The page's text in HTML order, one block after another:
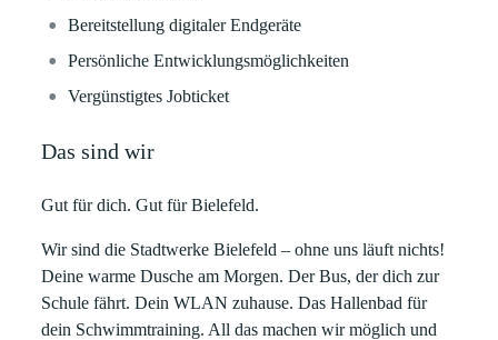
Bereitstellung digitaler Endgeräte
Persönliche Entwicklungsmöglichkeiten
Vergünstigtes Jobticket
Das sind wir
Gut für dich. Gut für Bielefeld.
Wir sind die Stadtwerke Bielefeld – ohne uns läuft nichts!
Deine warme Dusche am Morgen. Der Bus, der dich zur
Schule fährt. Dein WLAN zuhause. Das Hallenbad für
dein Schwimmtraining. All das machen wir möglich und